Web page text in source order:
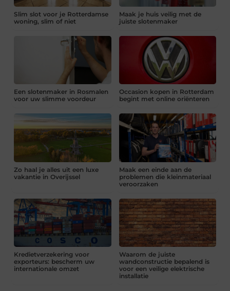
Slim slot voor je Rotterdamse
woning, slim of niet
Maak je huis veilig met de
juiste slotenmaker
Een slotenmaker in Rosmalen
voor uw slimme voordeur
Occasion kopen in Rotterdam
begint met online oriënteren
Zo haal je alles uit een luxe
vakantie in Overijssel
Maak een einde aan de
problemen die kleinmateriaal
veroorzaken
Kredietverzekering voor
exporteurs: bescherm uw
internationale omzet
Waarom de juiste
wandconstructie bepalend is
voor een veilige elektrische
installatie